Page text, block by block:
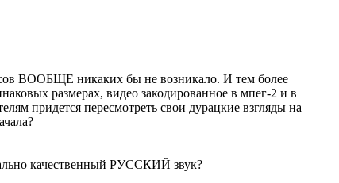
ВООБЩЕ никаких бы не возникало. И тем более
размерах, видео закодированное в мпег-2 и в
придется пересмотреть свои дурацкие взгляды на
качественный РУССКИЙ звук?